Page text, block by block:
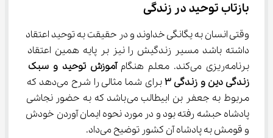
بازتاب توحید در زندگی
وقتی انسان به یگانگی خداوند و در حقیقت به توحید اعتقاد
داشته باشد مسیر زندگیش را نیز بر پایه همین اعتقاد
برنامه‌ریزی می‌کند. معلم هنگام
آموزش توحید و سبک
زندگی دین و زندگی ۳
برای شما مثالی را شرح می‌دهد که
مربوط به جعفر بن ابیطالب می‌باشد که به حضور نجاشی
پادشاه حبشه رفته بود و در مورد نحوه ایمان آوردن خودش
و قومش به پادشاه آن کشور توضیح می‌داد.